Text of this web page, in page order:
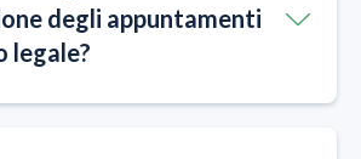
degli appuntamenti
legale?